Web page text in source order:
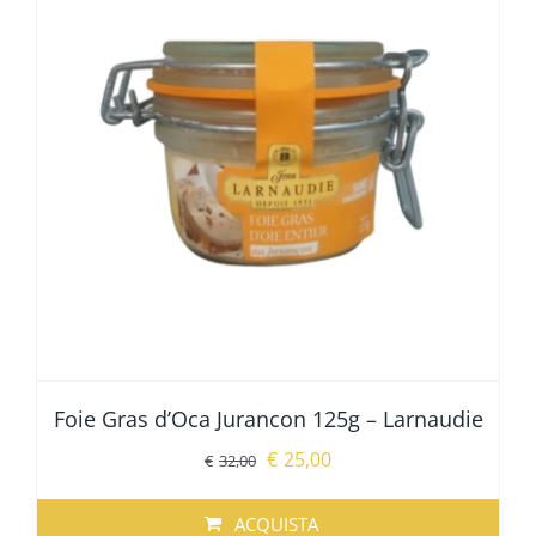
Foie Gras d’Oca Jurancon 125g – Larnaudie
€ 32,00 Il
originale
€ 25,00Il
ACQUISTA